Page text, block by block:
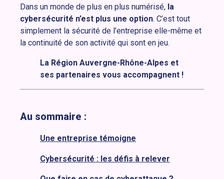
Dans un monde de plus en plus numérisé, la
cybersécurité n’est plus une option. C’est tout
simplement la sécurité de l’entreprise elle-même et
la continuité de son activité qui sont en jeu.
La Région Auvergne-Rhône-Alpes et
ses partenaires vous accompagnent !
Au sommaire :
Une entreprise témoigne
Cybersécurité : les défis à relever